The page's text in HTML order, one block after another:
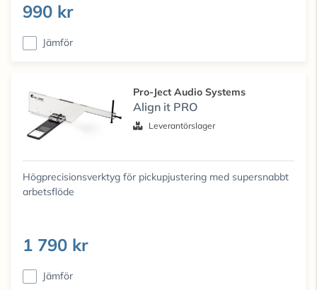
990 kr
Jämför
Pro-Ject Audio Systems
Align it PRO
Leverantörslager
Högprecisionsverktyg för pickupjustering med supersnabbt
arbetsflöde
1 790 kr
Jämför